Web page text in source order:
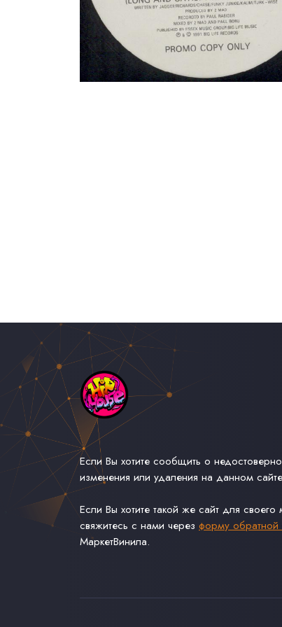
Если Вы хотите сообщить о
изменения или удаления на данном
Если Вы хотите такой же сайт для своего
свяжитесь с нами через форму обратной
МаркетВинила.